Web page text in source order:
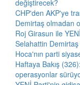
değiştirecek?
CHP'den AKP'ye
Demirtaş olmadan
Roj Girasun ile
Selahattin
Hoca'nın parti
Haftaya Bakış
operasyonlar